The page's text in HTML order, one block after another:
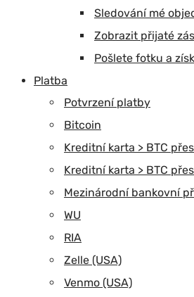
Sledování mé
Zobrazit přijaté
Pošlete fotku a
Platba
Potvrzení platby
Bitcoin
Kreditní karta > BTC
Kreditní karta > BTC
Mezinárodní bankovní
WU
RIA
Zelle (USA)
Venmo (USA)